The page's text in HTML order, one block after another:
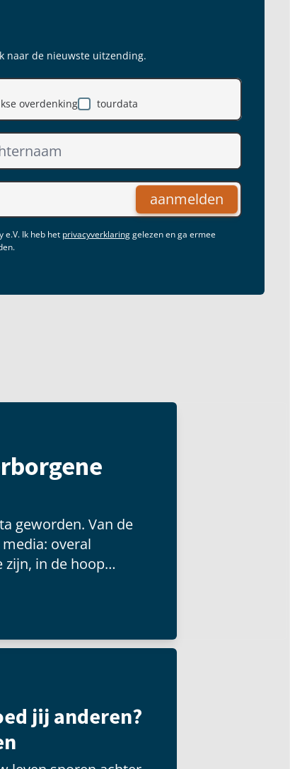
naar de nieuwste uitzending.
overdenking tourdata
aanmelden
e.V. Ik heb het privacyverklaringgelezen en ga ermee
geworden. Van de
overal
in de hoop
publiek kunnen
jij anderen?